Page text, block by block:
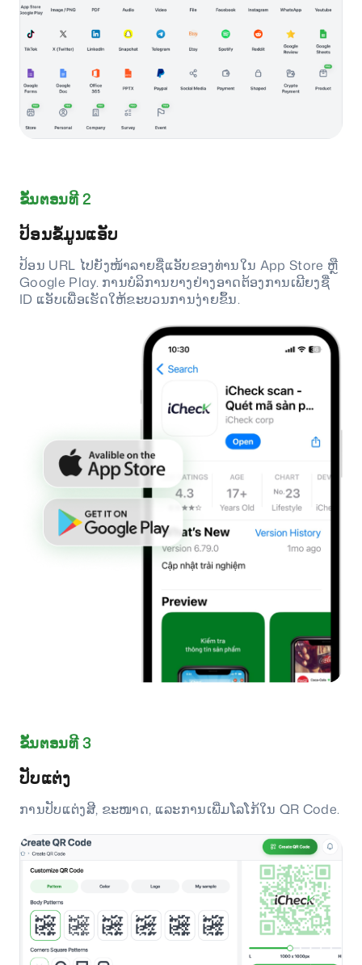
ຂັ້ນຕອນທີ 2
ປ້ອນຂໍ້ມູນແອັບ
ປ້ອນ URL ໄປຍັງໜ້າລາຍຊື່ແອັບຂອງທ່ານໃນ App Store ຫຼື
Google Play. ການບໍລິການບາງຢ່າງອາດຕ້ອງການເພີຍງຊື່
ID ແອັບເພື່ອເຮັດໃຫ້ຂະບວນການງ່າຍຂຶ້ນ.
ຂັ້ນຕອນທີ 3
ປັບແຕ່ງ
ການປັບແຕ່ງສີ, ຂະໜາດ, ແລະການເພີ່ມໂລໂກ້ໃນ QR Code.